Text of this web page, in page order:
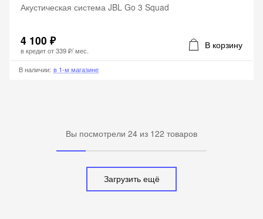
Акустическая система JBL Go 3 Squad
4 100 ₽
в кредит от339 ₽/ мес.
В корзину
В наличии: в 1-м магазине
Вы посмотрели 24 из 122 товаров
Загрузить ещё